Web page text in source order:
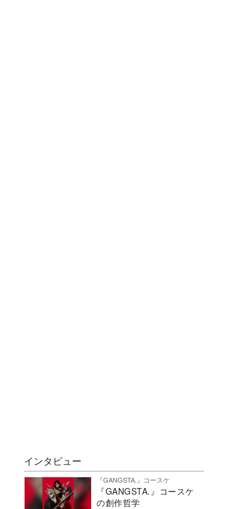
インタビュー
『GANGSTA.』コースケ
『GANGSTA.』コースケ
の創作哲学